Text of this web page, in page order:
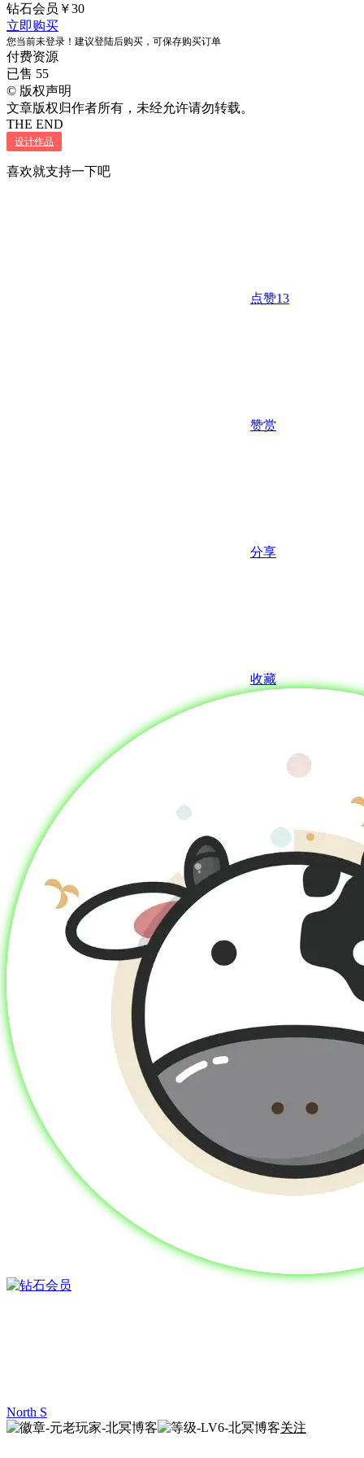
钻石会员 ￥30
立即购买
您当前未登录！建议登陆后购买，可保存购买订单
付费资源
已售 55
© 版权声明
文章版权归作者所有，未经允许请勿转载。
THE END
设计作品
喜欢就支持一下吧
点赞13
赞赏
分享
收藏
North S
关注